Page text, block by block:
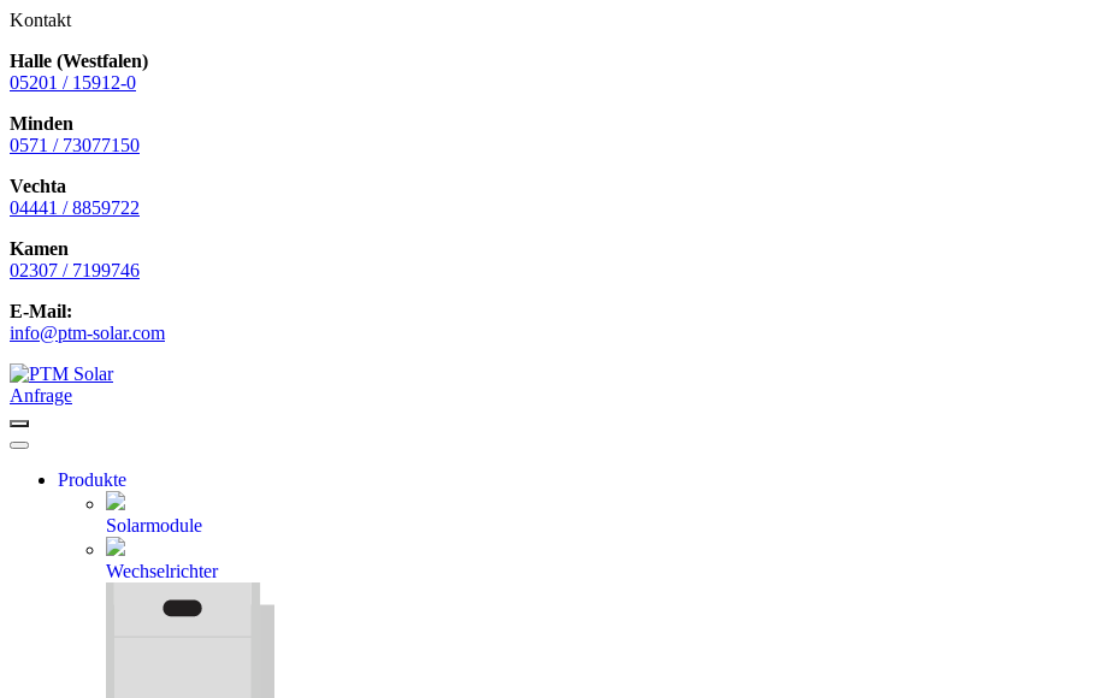
Kontakt
Halle (Westfalen)
05201 / 15912-0
Minden
0571 / 73077150
Vechta
04441 / 8859722
Kamen
02307 / 7199746
E-Mail:
info@ptm-solar.com
Zum
Inhalt
springen
Anfrage
Menü
Menü
Produkte
Solarmodule
Wechselrichter